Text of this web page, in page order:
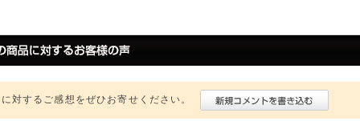
対するご感想をぜひお寄せください。